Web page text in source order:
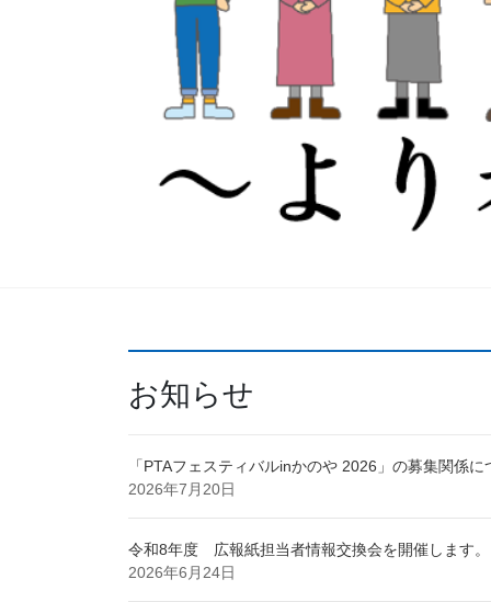
お知らせ
「PTAフェスティバルinかのや 2026」の募集関係に
2026年7月20日
令和8年度 広報紙担当者情報交換会を開催します。
2026年6月24日